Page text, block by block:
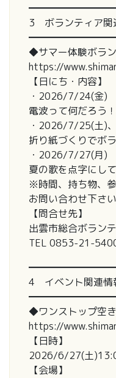
3 ボランティア関
◆サマー体験ボラ
https://
【日にち・内容】
・2026/7/24(金)
電波って何だろう
・2026/7/25(土)
折り紙づくりでボ
・2026/7/27(月)
夏の歌を点字にし
※時間、持ち物、
お問い合わせ下さい
【問合せ先】
出雲市総合ボラン
TEL 0853-21-
4 イベント関連情
◆ワンストップ空
https://
【日時】
2026/6/27(土
【会場】